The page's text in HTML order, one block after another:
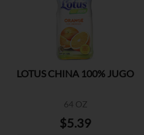
LOTUS CHINA 100% JUGO
64 OZ
$5.39